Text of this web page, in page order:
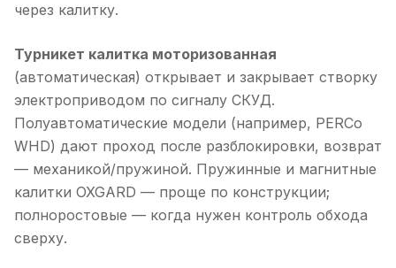
через калитку.
Турникет калитка моторизованная
(автоматическая) открывает и закрывает створку
электроприводом по сигналу СКУД.
Полуавтоматические модели (например, PERCo
WHD) дают проход после разблокировки, возврат
— механикой/пружиной. Пружинные и магнитные
калитки OXGARD — проще по конструкции;
полноростовые — когда нужен контроль обхода
сверху.